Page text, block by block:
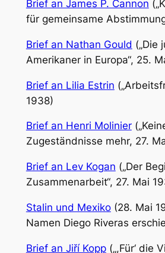
Brief an James P. Cannon
für gemeinsame
Brief an Nathan Gould („Die
Amerikaner in Europa“, 25.
Brief an Lilia Estrin
1938)
Brief an Henri Molinier
Zugeständnisse mehr, 27.
Brief an Lev Kogan („Der
Zusammenarbeit“, 27. Mai
Stalin und Mexiko(28. Mai
Namen Diego Riveras
Brief an Jiří Kopp(„,Für‘ die